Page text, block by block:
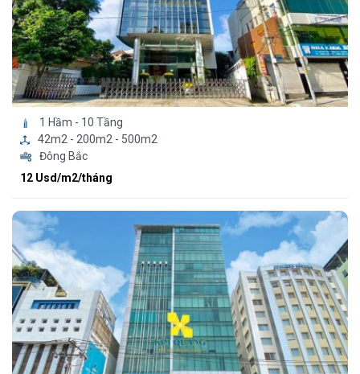
1 Hầm - 10 Tầng
42m2 - 200m2 - 500m2
Đông Bắc
12 Usd/m2/tháng